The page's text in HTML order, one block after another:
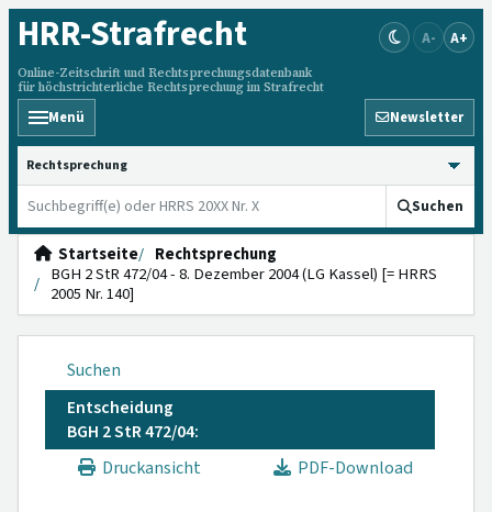
HRR-Strafrecht
Online-Zeitschrift und Rechtsprechungsdatenbank
für höchstrichterliche Rechtsprechung im Strafrecht
A- A+
Menü Newsletter
HRRS durchsuchen
Suchen
Startseite
Rechtsprechung
BGH 2 StR 472/04 - 8. Dezember 2004 (LG Kassel) [= HRRS
2005 Nr. 140]
Suchen
Entscheidung
BGH 2 StR 472/04:
Druckansicht
PDF-Download